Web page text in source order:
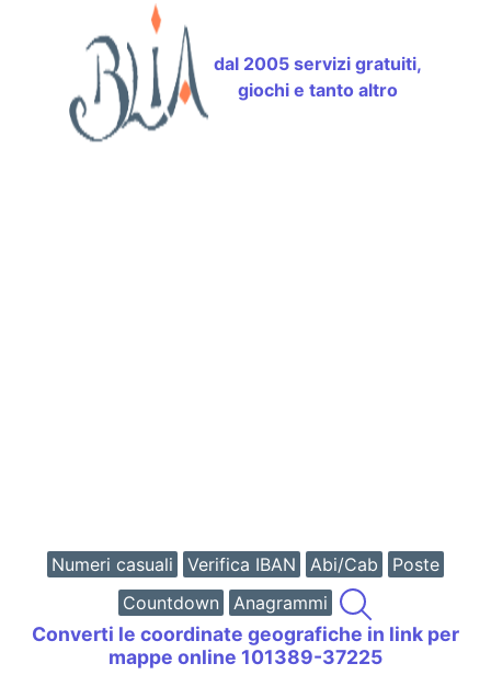
dal 2005 servizi gratuiti,
giochi e tanto altro
Numeri casuali Verifica IBAN Abi/Cab
Poste
Countdown
Anagrammi
Converti le coordinate geografiche in link per
mappe online 101389-37225